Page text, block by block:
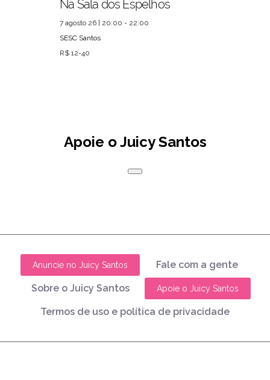
Na Sala dos Espelhos
7 agosto 26 | 20:00 - 22:00
SESC Santos
R$ 12-40
Apoie o Juicy Santos
Anuncie no Juicy Santos Fale com a gente
Sobre o Juicy Santos Apoie o Juicy Santos
Termos de uso e política de privacidade